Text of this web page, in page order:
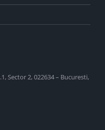
Sector 2, 022634 – Bucuresti,